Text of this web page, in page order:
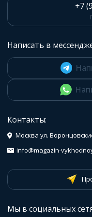
+7
Написать в
Контакты:
Москва ул.
info@magazin-
Мы в социальных